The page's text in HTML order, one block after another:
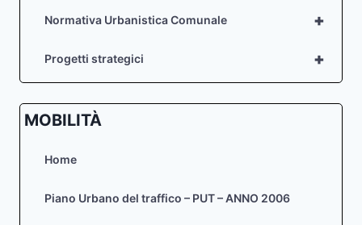
+
Normativa Urbanistica Comunale
+
Progetti strategici
MOBILITÀ
Home
Piano Urbano del traffico – PUT – ANNO 2006